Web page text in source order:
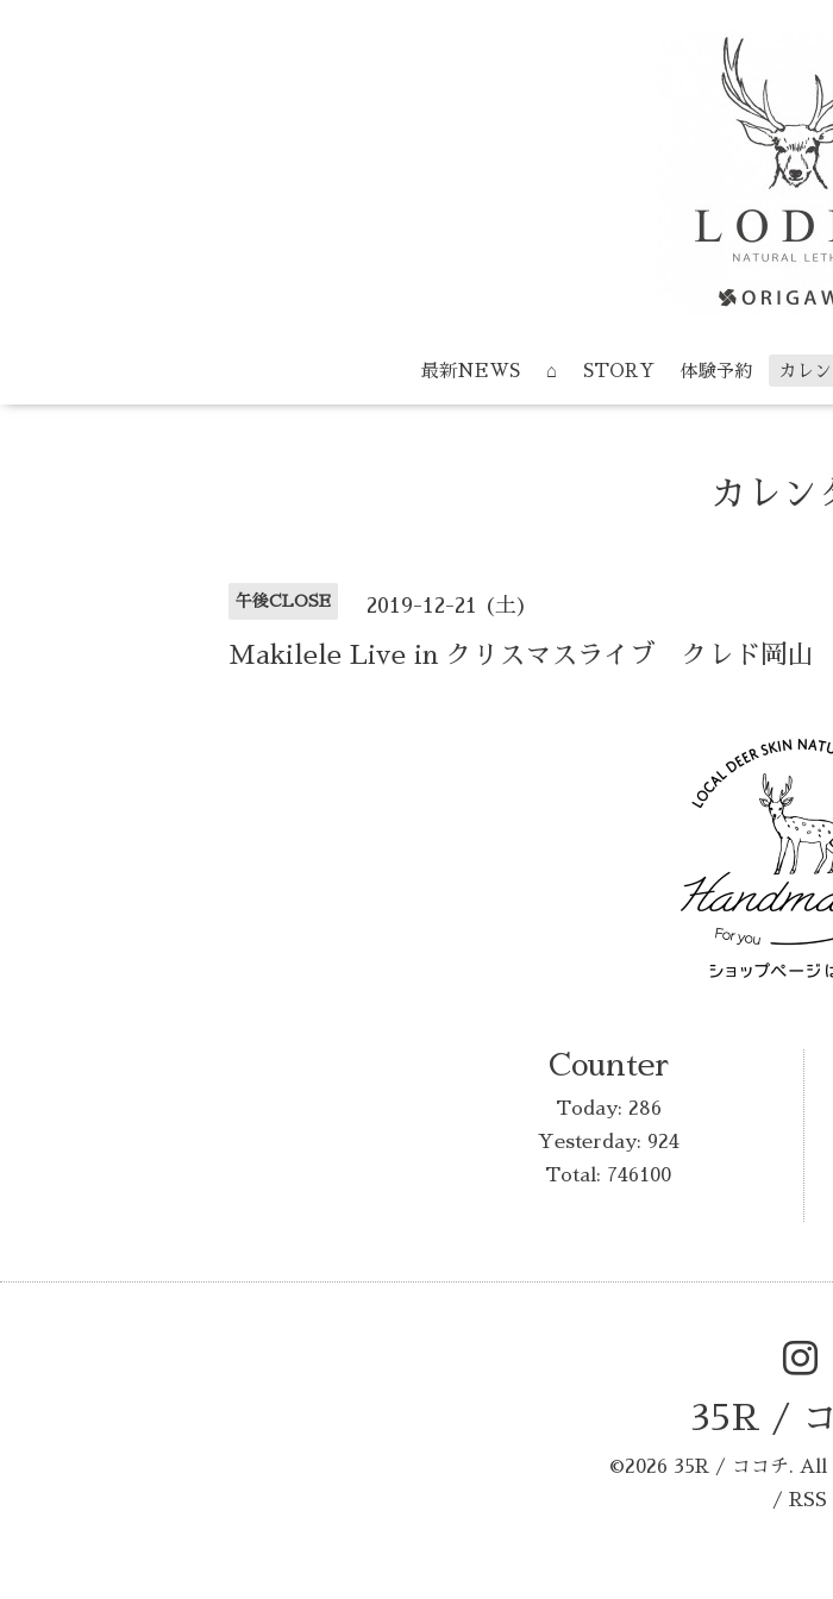
最新NEWS ⌂ STORY 体験予約 カレ
カレン
午後CLOSE 2019-12-21 (土)
Makilele Live in クリスマスライブ クレド岡山
Counter
Today: 286
Yesterday: 924
Total: 746100
35R /
©2026 35R / ココチ. All
/ RSS